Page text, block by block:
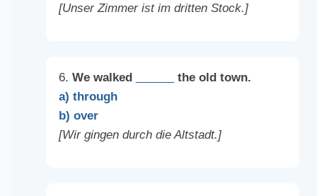
[Unser Zimmer ist im dritten Stock.]
6. We walked
the old town.
a) through
b) over
[Wir gingen durch die Altstadt.]